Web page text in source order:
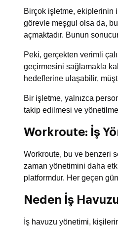
Birçok işletme, ekiplerinin
görevle meşgul olsa da,
açmaktadır. Bunun
Peki, gerçekten verimli
geçirmesini sağlamakla
hedeflerine ulaşabilir,
Bir işletme, yalnızca
takip edilmesi ve
Workroute: İş
Workroute, bu ve benzeri
zaman yönetimini daha
platformdur. Her geçen
Neden İş
İş havuzu yönetimi,